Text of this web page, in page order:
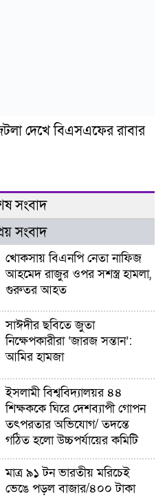
দেখে বিএসএফের রাবার
সংবাদ
সংবাদ
খোকসায় বিএনপি নেতা নাফিজ
আহমেদ রাজুর ওপর সশস্ত্র হামলা,
গুরুতর আহত
সাঈদীর ছবিতে জুতা
নিক্ষেপকারীরা ‘জারজ সন্তান’:
আমির হামজা
ইসলামী বিশ্ববিদ্যালয়র ৪৪
শিক্ষককে ঘিরে দেশব্যাপী গোপন
তৎপরতার অভিযোগ/ তদন্তে
গঠিত হলো উচ্চপর্যায়ের কমিটি
মাত্র ৯১ টন ভারতীয় মরিচেই
ভেঙে পড়ল বাজার/৪০০ টাকা